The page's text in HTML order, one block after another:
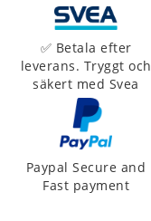
✅ Betala efter
leverans. Tryggt och
säkert med Svea
Paypal Secure and
Fast payment